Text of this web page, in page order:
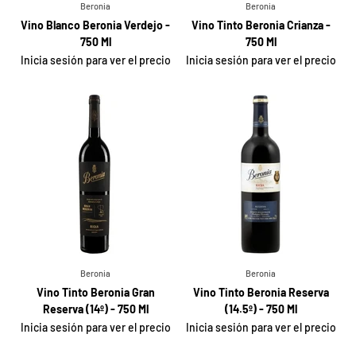
Beronia
Vino Blanco Beronia Verdejo -
750 Ml
Inicia sesión para ver el precio
Beronia
Vino Tinto Beronia Crianza -
750 Ml
Inicia sesión para ver el precio
Beronia
Vino Tinto Beronia Gran
Reserva (14º) - 750 Ml
Inicia sesión para ver el precio
Beronia
Vino Tinto Beronia Reserva
(14.5º) - 750 Ml
Inicia sesión para ver el precio